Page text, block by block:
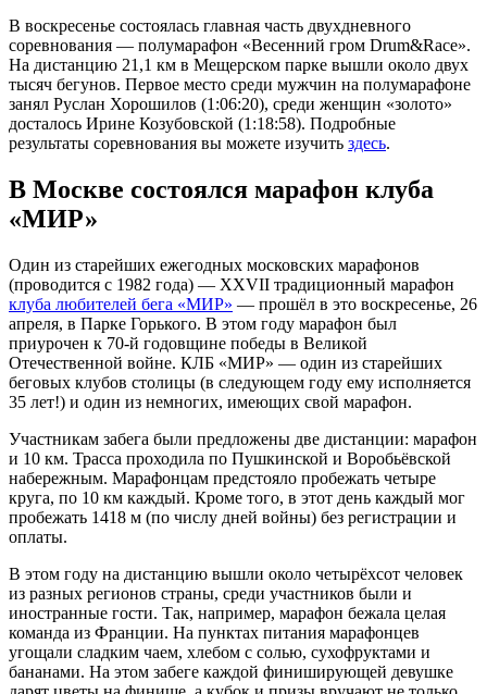
В воскресенье состоялась главная часть двухдневного
соревнования — полумарафон «Весенний гром Drum&Race».
На дистанцию 21,1 км в Мещерском парке вышли около двух
тысяч бегунов. Первое место среди мужчин на полумарафоне
занял Руслан Хорошилов (1:06:20), среди женщин «золото»
досталось Ирине Козубовской (1:18:58). Подробные
результаты соревнования вы можете изучить здесь.
В Москве состоялся марафон клуба
«МИР»
Один из старейших ежегодных московских марафонов
(проводится с 1982 года) — XXVII традиционный марафон
клуба любителей бега «МИР» — прошёл в это воскресенье, 26
апреля, в Парке Горького. В этом году марафон был
приурочен к 70-й годовщине победы в Великой
Отечественной войне. КЛБ «МИР» — один из старейших
беговых клубов столицы (в следующем году ему исполняется
35 лет!) и один из немногих, имеющих свой марафон.
Участникам забега были предложены две дистанции: марафон
и 10 км. Трасса проходила по Пушкинской и Воробьёвской
набережным. Марафонцам предстояло пробежать четыре
круга, по 10 км каждый. Кроме того, в этот день каждый мог
пробежать 1418 м (по числу дней войны) без регистрации и
оплаты.
В этом году на дистанцию вышли около четырёхсот человек
из разных регионов страны, среди участников были и
иностранные гости. Так, например, марафон бежала целая
команда из Франции. На пунктах питания марафонцев
угощали сладким чаем, хлебом с солью, сухофруктами и
бананами. На этом забеге каждой финиширующей девушке